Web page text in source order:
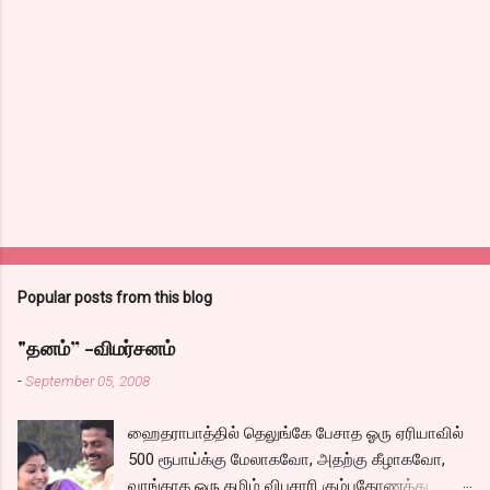
Popular posts from this blog
"தனம்” -விமர்சனம்
-September 05, 2008
ஹைதராபாத்தில் தெலுங்கே பேசாத ஓரு ஏரியாவில்
500 ரூபாய்க்கு மேலாகவோ, அதற்கு கீழாகவோ,
வாங்காத ஓரு தமிழ் விபசாரி கும்பகோணத்து